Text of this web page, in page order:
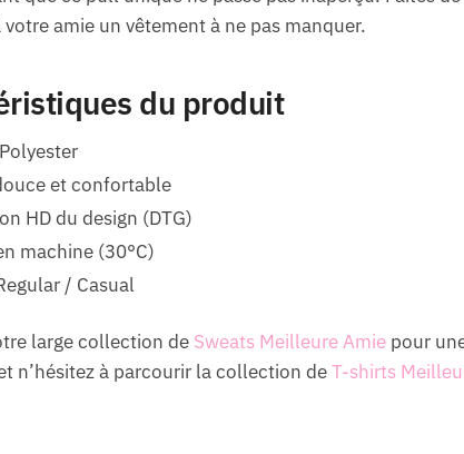
amie un vêtement à ne pas manquer.
du produit
et confortable
HD du design (DTG)
machine (30°C)
/ Casual
large collection de Sweats Meilleure Amiepour
n’hésitez à parcourir la collection deT-shirts